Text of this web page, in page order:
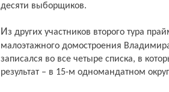
десяти выборщиков.
Из других участников второго тура праймериз отметим председателя Ассоциации
малоэтажного домостроения
записался во все четыре списка, в
результат – в 15-м одномандатном